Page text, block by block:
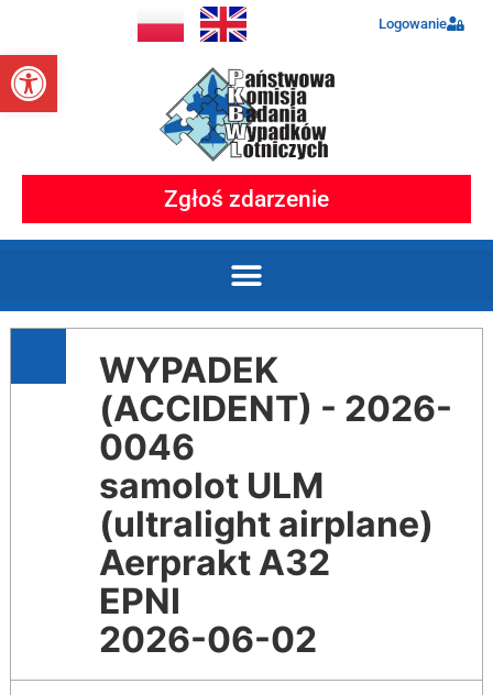
Otwórz pasek narzędzi
Logowanie
Zgłoś zdarzenie
WYPADEK
(ACCIDENT) - 2026-
0046
samolot ULM
(ultralight airplane)
Aerprakt A32
EPNI
2026-06-02